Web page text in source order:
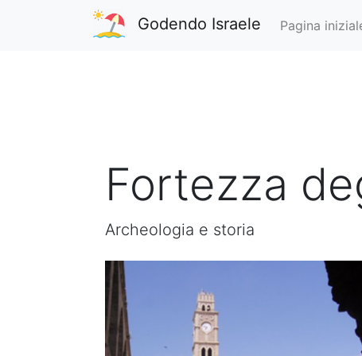
Godendo Israele Pagina
Fortezza
Archeologia e storia